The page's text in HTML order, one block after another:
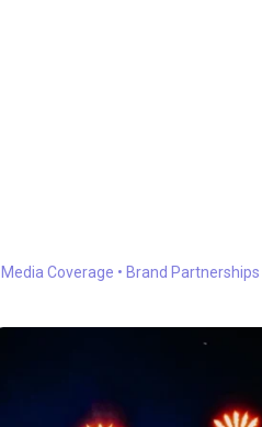
Media Coverage • Brand Partnerships